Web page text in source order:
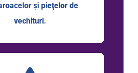
și pieţelor de
vechituri.